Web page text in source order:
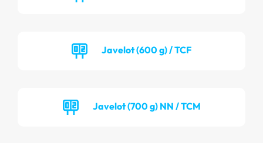
Javelot (600 g) / TCF
Javelot (700 g) NN / TCM